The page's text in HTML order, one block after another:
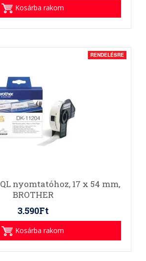
Kosárba rakom
RENDELÉSRE
nyomtatóhoz, 17 x 54 mm,
BROTHER
3.590Ft
Kosárba rakom